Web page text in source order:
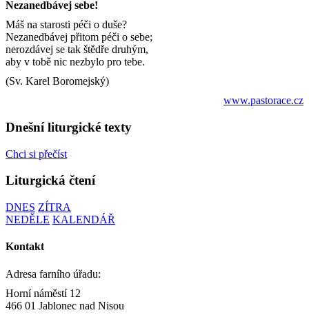
Nezanedbávej sebe!
Máš na starosti péči o duše?
Nezanedbávej přitom péči o sebe;
nerozdávej se tak štědře druhým,
aby v tobě nic nezbylo pro tebe.
(Sv. Karel Boromejský)
www.pastorace.cz
Dnešní liturgické texty
Chci si přečíst
Liturgická čtení
DNES ZÍTRA
NEDĚLE KALENDÁŘ
Kontakt
Adresa farního úřadu:
Horní náměstí 12
466 01 Jablonec nad Nisou